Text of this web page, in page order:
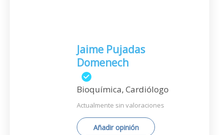
Jaime Pujadas
Domenech
Bioquímica, Cardiólogo
Actualmente sin valoraciones
Añadir opinión